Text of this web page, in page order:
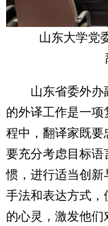
山东大学党
山东省委外办
的外译工作是一
程中，翻译家既要
要充分考虑目标语
惯，进行适当创
手法和表达方式
的心灵，激发他们